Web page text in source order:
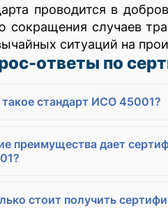
проводится в
сокращения случаев
ситуаций на
ответы по
стандарт ИСО 45001?
преимущества дает
стоит получить